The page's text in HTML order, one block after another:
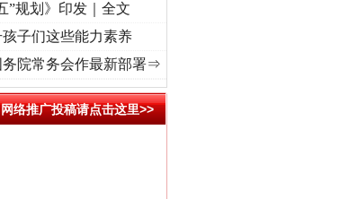
复兴征程丨“转折之城”激荡..
”规划》印发｜全文
子们这些能力素养
院常务会作最新部署⇒
网络推广投稿请点击这里>>